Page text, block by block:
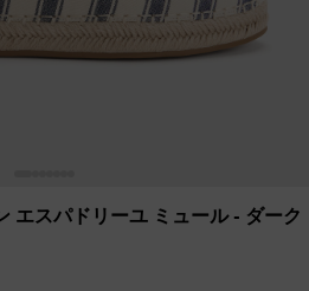
エスパドリーユ ミュール- ダーク